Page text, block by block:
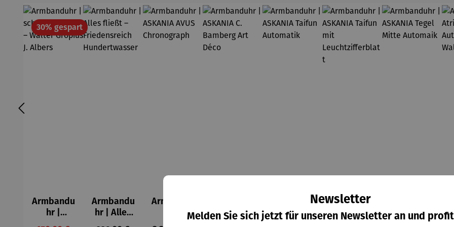
30% gespartRabatt
Armbandu
hr |
schwarz &
Armbandu
hr | Alles
fließt –
Armbandu
ASKANIA
hr |
Armbandu
hr |
Armbandu
hr |
hr |
ASKANIA
Newsletter
Melden Sie sich jetzt für unseren Newsletter an und